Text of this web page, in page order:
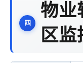
物业
区